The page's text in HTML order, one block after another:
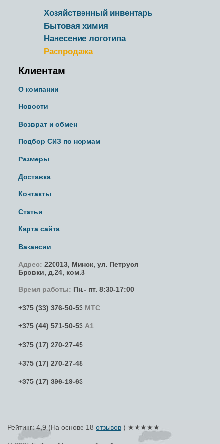
Хозяйственный инвентарь
Бытовая химия
Нанесение логотипа
Распродажа
Клиентам
О компании
Новости
Возврат и обмен
Подбор СИЗ по нормам
Размеры
Доставка
Контакты
Статьи
Карта сайта
Вакансии
Адрес: 220013, Минск, ул. Петруся
Бровки, д.24, ком.8
Время работы: Пн.- пт. 8:30-17:00
+375 (33) 376-50-53 МТС
+375 (44) 571-50-53 А1
+375 (17) 270-27-45
+375 (17) 270-27-48
+375 (17) 396-19-63
Рейтинг: 4,9 (На основе 18 отзывов ) ★★★★★